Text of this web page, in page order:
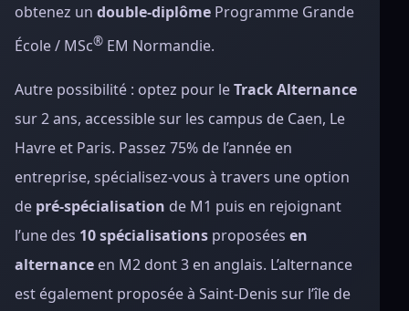
obtenez un double-diplôme Programme Grande
École / MSc® EM Normandie.
Autre possibilité : optez pour leTrack Alternance
sur 2 ans, accessible sur les campus de Caen, Le
Havre et Paris. Passez 75% de l’année en
entreprise, spécialisez-vous à travers une option
de pré-spécialisation de M1 puis en rejoignant
l’une des 10 spécialisations proposées en
alternance en M2 dont 3 en anglais. L’alternance
est également proposée à Saint-Denis sur l’île de